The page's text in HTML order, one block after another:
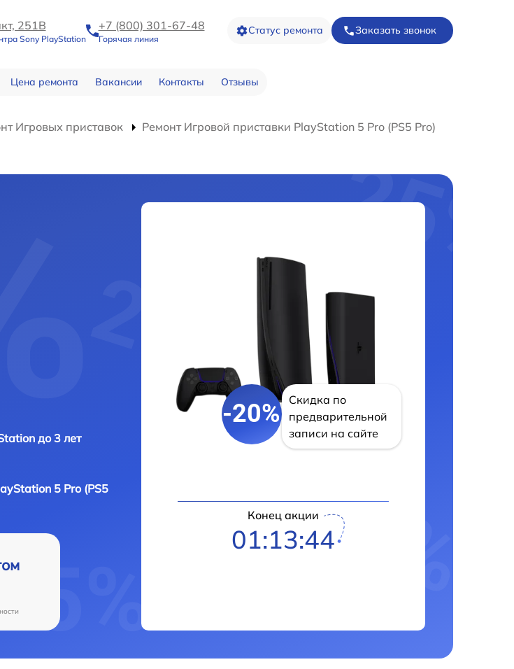
251В
Sony PlayStation
+7 (800) 301-67-48
Горячая линия
Статус ремонта Заказать звонок
Цена ремонта Вакансии Контакты Отзывы
Игровых приставок
Ремонт Игровой приставки PlayStation 5 Pro (PS5 Pro)
до 3 лет
5 Pro (PS5
-20%
Скидка по
предварительной
записи на сайте
Конец акции
01:13:43